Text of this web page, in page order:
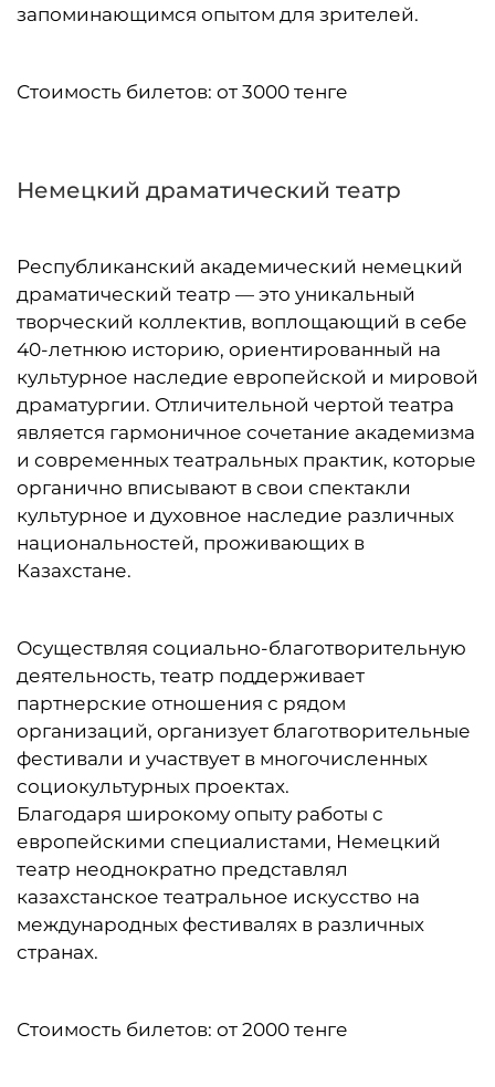
запоминающимся опытом для зрителей.
Стоимость билетов: от 3000 тенге
Немецкий драматический театр
Республиканский академический немецкий
драматический театр — это уникальный
творческий коллектив, воплощающий в себе
40-летнюю историю, ориентированный на
культурное наследие европейской и мировой
драматургии. Отличительной чертой театра
является гармоничное сочетание академизма
и современных театральных практик, которые
органично вписывают в свои спектакли
культурное и духовное наследие различных
национальностей, проживающих в
Казахстане.
Осуществляя социально-благотворительную
деятельность, театр поддерживает
партнерские отношения с рядом
организаций, организует благотворительные
фестивали и участвует в многочисленных
социокультурных проектах.
Благодаря широкому опыту работы с
европейскими специалистами, Немецкий
театр неоднократно представлял
казахстанское театральное искусство на
международных фестивалях в различных
странах.
Стоимость билетов: от 2000 тенге